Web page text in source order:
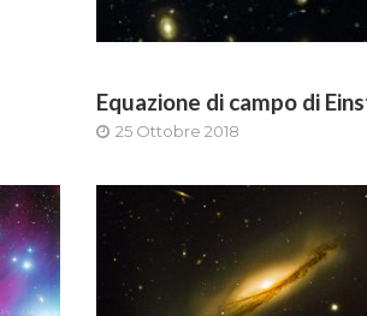
Equazione di campo di
25 Ottobre 2018